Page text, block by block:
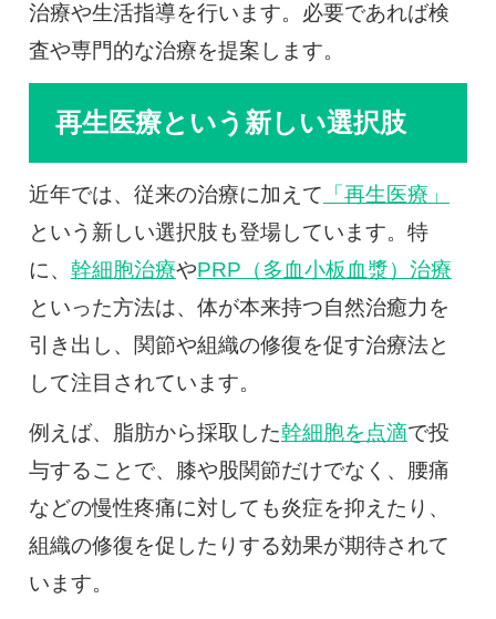
治療や生活指導を行います。必要であれば検
査や専門的な治療を提案します。
再生医療という新しい選択肢
近年では、従来の治療に加えて 「再生医療」
という新しい選択肢も登場しています。特
に、 幹細胞治療やPRP（多血小板血漿）治療
といった方法は、体が本来持つ自然治癒力を
引き出し、関節や組織の修復を促す治療法と
して注目されています。
例えば、脂肪から採取した幹細胞を点滴で投
与することで、膝や股関節だけでなく、腰痛
などの慢性疼痛に対しても炎症を抑えたり、
組織の修復を促したりする効果が期待されて
います。